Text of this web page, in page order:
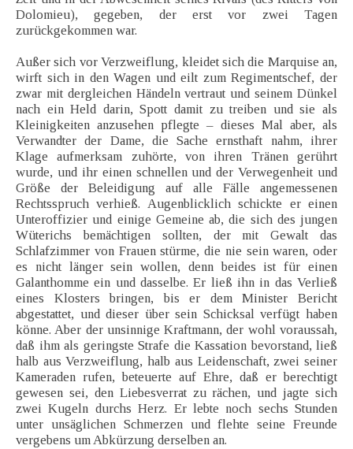
Dolomieu), gegeben, der erst vor zwei Tagen
zurückgekommen war.
Außer sich vor Verzweiflung, kleidet sich die Marquise an,
wirft sich in den Wagen und eilt zum Regimentschef, der
zwar mit dergleichen Händeln vertraut und seinem Dünkel
nach ein Held darin, Spott damit zu treiben und sie als
Kleinigkeiten anzusehen pflegte – dieses Mal aber, als
Verwandter der Dame, die Sache ernsthaft nahm, ihrer
Klage aufmerksam zuhörte, von ihren Tränen gerührt
wurde, und ihr einen schnellen und der Verwegenheit und
Größe der Beleidigung auf alle Fälle angemessenen
Rechtsspruch verhieß. Augenblicklich schickte er einen
Unteroffizier und einige Gemeine ab, die sich des jungen
Wüterichs bemächtigen sollten, der mit Gewalt das
Schlafzimmer von Frauen stürme, die nie sein waren, oder
es nicht länger sein wollen, denn beides ist für einen
Galanthomme ein und dasselbe. Er ließ ihn in das Verließ
eines Klosters bringen, bis er dem Minister Bericht
abgestattet, und dieser über sein Schicksal verfügt haben
könne. Aber der unsinnige Kraftmann, der wohl voraussah,
daß ihm als geringste Strafe die Kassation bevorstand, ließ
halb aus Verzweiflung, halb aus Leidenschaft, zwei seiner
Kameraden rufen, beteuerte auf Ehre, daß er berechtigt
gewesen sei, den Liebesverrat zu rächen, und jagte sich
zwei Kugeln durchs Herz. Er lebte noch sechs Stunden
unter unsäglichen Schmerzen und flehte seine Freunde
vergebens um Abkürzung derselben an.